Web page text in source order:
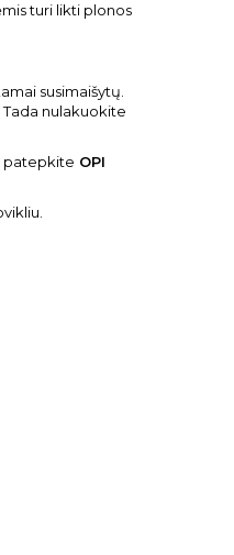
turi likti plonos
susimaišytų.
nulakuokite
patepkite OPI